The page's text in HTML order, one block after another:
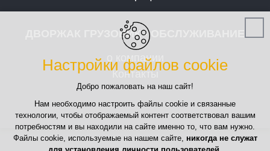
ДВОРЖАК ГРУЗОВИК - ОБСЛУЖИВАНИЕ
о компании
Контакты
Настройки файлов cookie
Добро пожаловать на наш сайт!
Нам необходимо настроить файлы cookie и связанные
технологии, чтобы отображаемый контент соответствовал вашим
потребностям и вы находили на сайте именно то, что вам нужно.
Файлы cookie, используемые на нашем сайте, никогда не служат